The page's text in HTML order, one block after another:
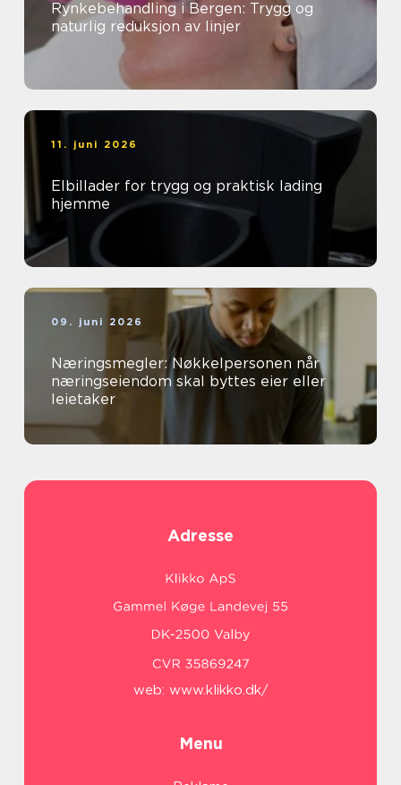
Rynkebehandling i Bergen: Trygg og
naturlig reduksjon av linjer
11. juni 2026
Elbillader for trygg og praktisk lading
hjemme
09. juni 2026
Næringsmegler: Nøkkelpersonen når
næringseiendom skal byttes eier eller
leietaker
Adresse
web: www.klikko.dk/
Menu